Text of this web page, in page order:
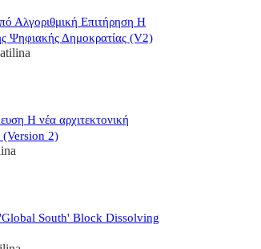
Αλγοριθμική Επιτήρηση Η
Ψηφιακής Δημοκρατίας (V2)
Η νέα αρχιτεκτονική
(Version 2)
South' Block Dissolving